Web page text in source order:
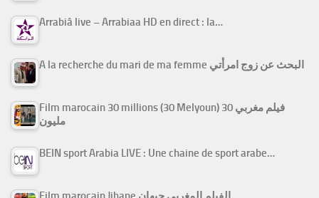
Arrabiâ live – Arrabiaa HD en direct : la…
A la recherche du mari de ma femme البحث عن زوج امرأتي
Film marocain 30 millions (30 Melyoun) فيلم مغربي 30
مليون
BEIN sport Arabia LIVE : Une chaine de sport arabe…